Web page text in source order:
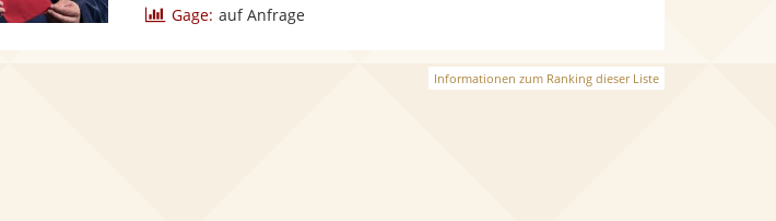
Gage: auf Anfrage
Informationen zum Ranking dieser Liste